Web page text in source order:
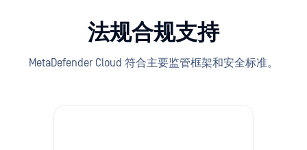
法规合规支持
MetaDefender Cloud 符合主要监管框架和安全标准。